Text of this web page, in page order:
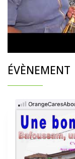
ÉVÈNEMENT